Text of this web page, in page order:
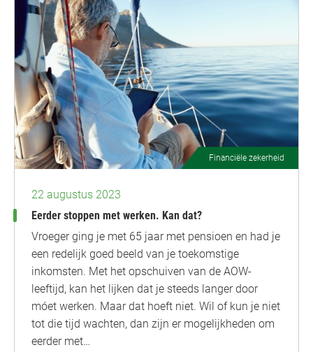
Financiële zekerheid
22 augustus 2023
Eerder stoppen met werken. Kan dat?
Vroeger ging je met 65 jaar met pensioen en had je
een redelijk goed beeld van je toekomstige
inkomsten. Met het opschuiven van de AOW-
leeftijd, kan het lijken dat je steeds langer door
móet werken. Maar dat hoeft niet. Wil of kun je niet
tot die tijd wachten, dan zijn er mogelijkheden om
eerder met…